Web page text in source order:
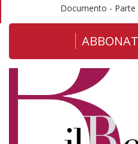
Documento -